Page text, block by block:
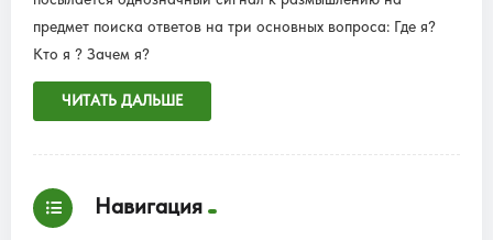
предмет поиска ответов на три основных вопроса: Где я?
Кто я ? Зачем я?
ЧИТАТЬ ДАЛЬШЕ
Навигация